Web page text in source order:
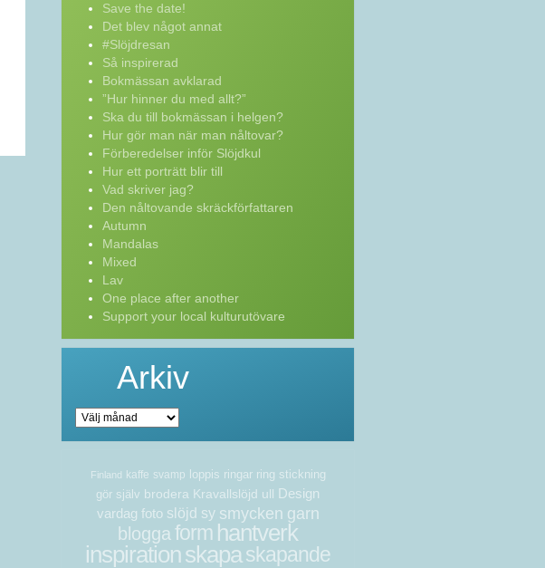
Save the date!
Det blev något annat
#Slöjdresan
Så inspirerad
Bokmässan avklarad
”Hur hinner du med allt?”
Ska du till bokmässan i helgen?
Hur gör man när man nåltovar?
Förberedelser inför Slöjdkul
Hur ett porträtt blir till
Vad skriver jag?
Den nåltovande skräckförfattaren
Autumn
Mandalas
Mixed
Lav
One place after another
Support your local kulturutövare
Arkiv
Arkiv
Finland kaffe svamp loppis ringar ring stickning
gör själv brodera Kravallslöjd ull Design
vardag foto slöjd sy smycken garn
blogga form hantverk
inspirationskapaskapande